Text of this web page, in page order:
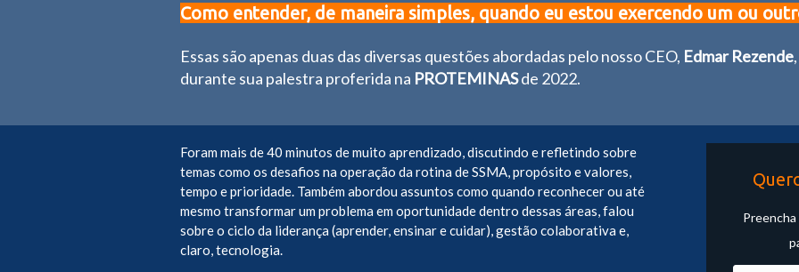
Como entender, de maneira simples, quando eu estou exercendo um ou
Essas são apenas duas das diversas questões abordadas pelo nosso CEO, Edmar Rezende,
durante sua palestra proferida na PROTEMINASde 2022.
Foram mais de 40 minutos de muito aprendizado, discutindo e refletindo sobre
temas como os desafios na operação da rotina de SSMA, propósito e valores,
tempo e prioridade. Também abordou assuntos como quando reconhecer ou até
mesmo transformar um problema em oportunidade dentro dessas áreas, falou
sobre o ciclo da liderança (aprender, ensinar e cuidar), gestão colaborativa e,
claro, tecnologia.
Preencha